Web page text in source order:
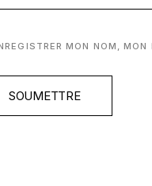
MON NOM,
SOUMETTRE